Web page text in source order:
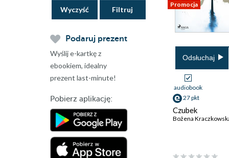
Wyczyść
Podaruj prezent
Wyślij e-kartkę z
ebookiem, idealny
prezent last-minute!
Pobierz aplikację:
Promocja
Odsłuchaj
audiobook
27 pkt
Czubek
Bożena